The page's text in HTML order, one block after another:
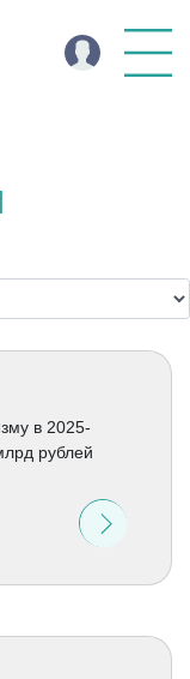
в 2025-
рублей